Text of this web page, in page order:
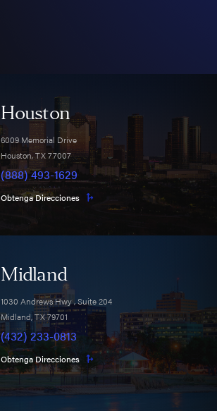
Houston
6009 Memorial Drive
Houston,TX77007
(888) 493-1629
Obtenga Direcciones
Midland
1030 Andrews Hwy, Suite 204
Midland,TX79701
(432) 233-0813
Obtenga Direcciones